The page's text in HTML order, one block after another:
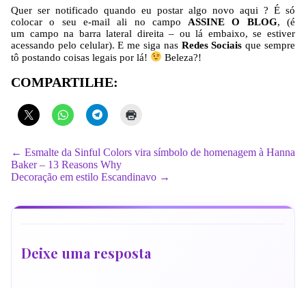
Quer ser notificado quando eu postar algo novo aqui ? É só
colocar o seu e-mail ali no campo ASSINE O BLOG, (é
um campo na barra lateral direita – ou lá embaixo, se estiver
acessando pelo celular). E me siga nas Redes Sociais que sempre
tô postando coisas legais por lá!
Beleza?!
COMPARTILHE:
← Esmalte da Sinful Colors vira símbolo de homenagem à Hanna
Baker – 13 Reasons Why
Decoração em estilo Escandinavo →
Deixe uma resposta